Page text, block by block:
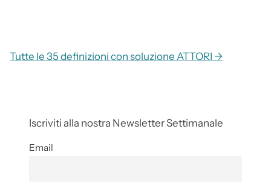
Tutte le 35 definizioni con soluzione ATTORI →
Iscriviti alla nostra Newsletter Settimanale
Email